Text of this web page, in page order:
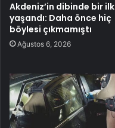
Akdeniz’in dibinde bir ilk
yaşandı: Daha önce hiç
böylesi çıkmamıştı
Ağustos 6, 2026